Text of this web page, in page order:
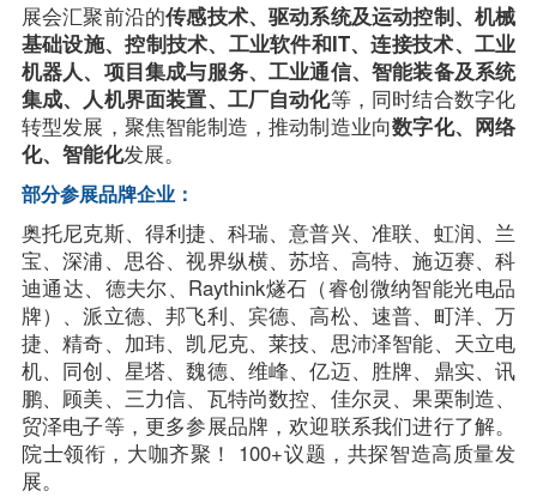
展会汇聚前沿的传感技术、驱动系统及运动控制、机械
基础设施、控制技术、工业软件和IT、连接技术、工业
机器人、项目集成与服务、工业通信、智能装备及系统
集成、人机界面装置、工厂自动化等，同时结合数字化
转型发展，聚焦智能制造，推动制造业向数字化、网络
化、智能化发展。
部分参展品牌企业：
奥托尼克斯、得利捷、科瑞、意普兴、准联、虹润、兰
宝、深浦、思谷、视界纵横、苏培、高特、施迈赛、科
迪通达、德夫尔、Raythink燧石（睿创微纳智能光电品
牌）、派立德、邦飞利、宾德、高松、速普、町洋、万
捷、精奇、加玮、凯尼克、莱技、思沛泽智能、天立电
机、同创、星塔、魏德、维峰、亿迈、胜牌、鼎实、讯
鹏、顾美、三力信、瓦特尚数控、佳尔灵、果栗制造、
贸泽电子等，更多参展品牌，欢迎联系我们进行了解。
院士领衔，大咖齐聚！ 100+议题，共探智造高质量发
展。